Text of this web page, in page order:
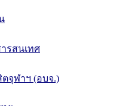
รสนเทศ
จุฬาฯ (อบจ.)